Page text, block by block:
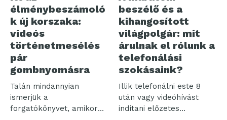
élménybeszámoló
k új korszaka:
videós
történetmesélés
pár
gombnyomásra
Talán mindannyian
ismerjük a
forgatókönyvet, amikor
beszélő és a
kihangosított
világpolgár: mit
árulnak el rólunk a
telefonálási
szokásaink?
Illik telefonálni este 8
után vagy videóhívást
indítani előzetes